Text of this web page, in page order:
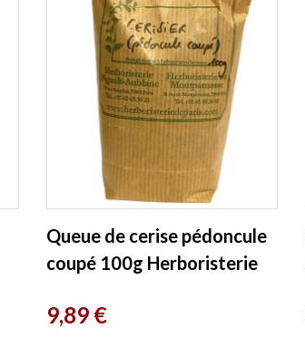
Queue de cerise pédoncule
coupé 100g Herboristerie
Prix
9,89 €